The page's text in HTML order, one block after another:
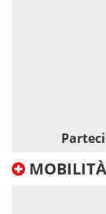
MOBILITÀ